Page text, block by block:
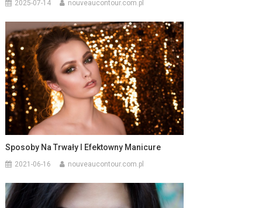
2025-07-14 nouveaucontour.com.pl
Sposoby Na Trwały I Efektowny Manicure
2021-06-16 nouveaucontour.com.pl